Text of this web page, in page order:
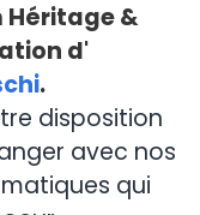
Héritage &
d'
.
disposition
avec nos
qui